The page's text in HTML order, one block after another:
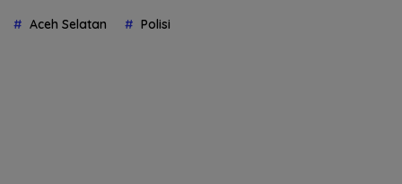
Aceh Selatan Polisi